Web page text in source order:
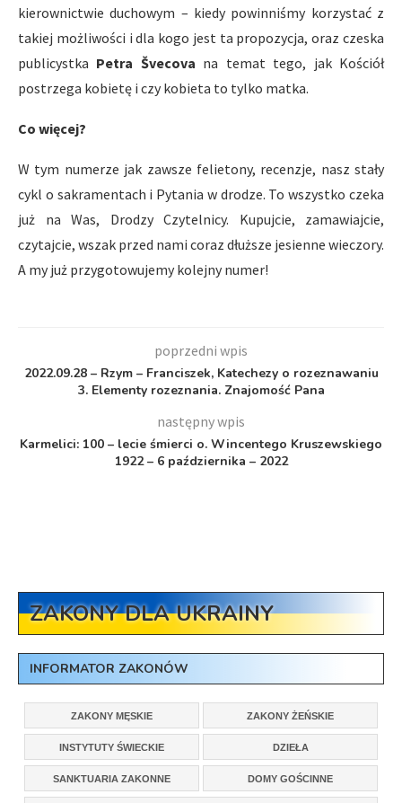
kierownictwie duchowym – kiedy powinniśmy korzystać z
takiej możliwości i dla kogo jest ta propozycja, oraz czeska
publicystka Petra Švecova na temat tego, jak Kościół
postrzega kobietę i czy kobieta to tylko matka.
Co więcej?
W tym numerze jak zawsze felietony, recenzje, nasz stały
cykl o sakramentach i Pytania w drodze. To wszystko czeka
już na Was, Drodzy Czytelnicy. Kupujcie, zamawiajcie,
czytajcie, wszak przed nami coraz dłuższe jesienne wieczory.
A my już przygotowujemy kolejny numer!
poprzedni wpis
2022.09.28 – Rzym – Franciszek, Katechezy o rozeznawaniu
3. Elementy rozeznania. Znajomość Pana
następny wpis
Karmelici: 100 – lecie śmierci o. Wincentego Kruszewskiego
1922 – 6 października – 2022
ZAKONY DLA UKRAINY
INFORMATOR ZAKONÓW
ZAKONY MĘSKIE ZAKONY ŻEŃSKIE
INSTYTUTY ŚWIECKIE DZIEŁA
SANKTUARIA ZAKONNE DOMY GOŚCINNE